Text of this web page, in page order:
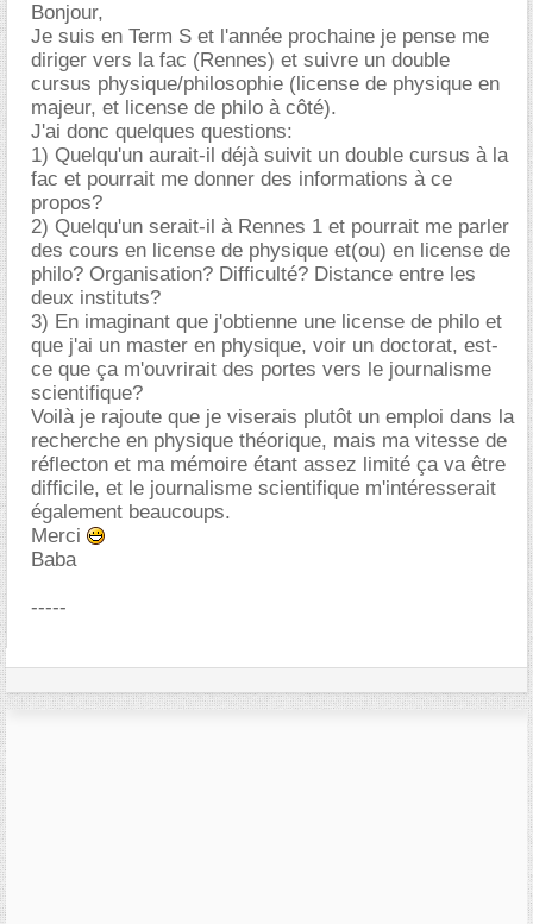
Bonjour,
Je suis en Term S et l'année prochaine je pense me
diriger vers la fac (Rennes) et suivre un double
cursus physique/philosophie (license de physique en
majeur, et license de philo à côté).
J'ai donc quelques questions:
1) Quelqu'un aurait-il déjà suivit un double cursus à la
fac et pourrait me donner des informations à ce
propos?
2) Quelqu'un serait-il à Rennes 1 et pourrait me parler
des cours en license de physique et(ou) en license de
philo? Organisation? Difficulté? Distance entre les
deux instituts?
3) En imaginant que j'obtienne une license de philo et
que j'ai un master en physique, voir un doctorat, est-
ce que ça m'ouvrirait des portes vers le journalisme
scientifique?
Voilà je rajoute que je viserais plutôt un emploi dans la
recherche en physique théorique, mais ma vitesse de
réflecton et ma mémoire étant assez limité ça va être
difficile, et le journalisme scientifique m'intéresserait
également beaucoups.
Merci
Baba
-----